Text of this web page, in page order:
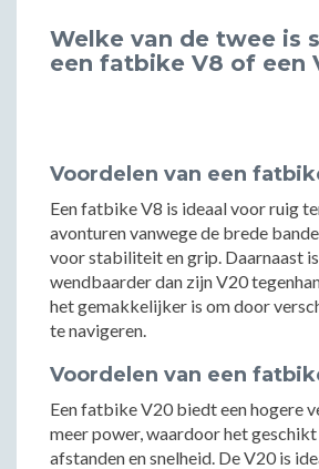
Welke van de twee is
een fatbike V8 of een
Voordelen van een
Een fatbike V8 is ideaal voor ruig
avonturen vanwege de brede
voor stabiliteit en grip. Daarnaast
wendbaarder dan zijn V20
het gemakkelijker is om door
te navigeren.
Voordelen van een
Een fatbike V20 biedt een hogere
meer power, waardoor het
afstanden en snelheid. De V20 is